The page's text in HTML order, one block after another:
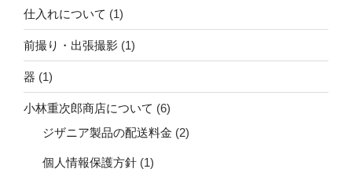
仕入れについて (1)
前撮り・出張撮影 (1)
器 (1)
小林重次郎商店について (6)
ジザニア製品の配送料金 (2)
個人情報保護方針 (1)